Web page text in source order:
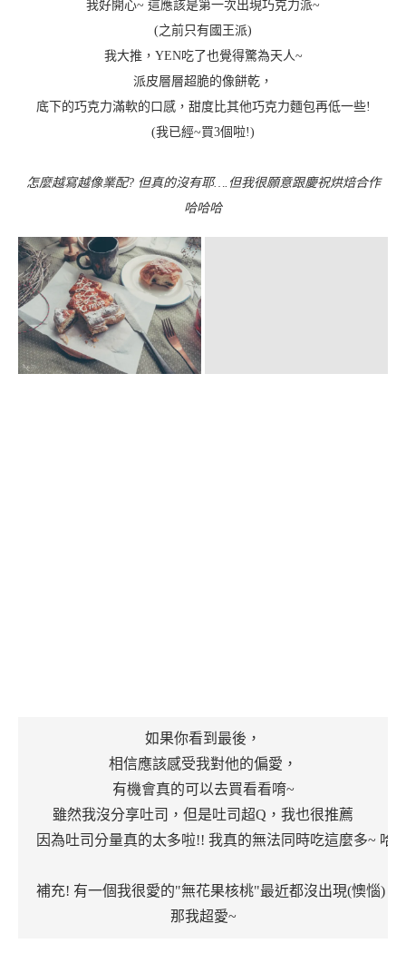
我好開心~ 這應該是第一次出現巧克力派~
(之前只有國王派)
我大推，YEN吃了也覺得驚為天人~
派皮層層超脆的像餅乾，
底下的巧克力滿軟的口感，甜度比其他巧克力麵包再低一些!
(我已經~買3個啦!)
怎麼越寫越像業配? 但真的沒有耶….但我很願意跟慶祝烘焙合作
哈哈哈
如果你看到最後，
相信應該感受我對他的偏愛，
有機會真的可以去買看看唷~
雖然我沒分享吐司，但是吐司超Q，我也很推薦
因為吐司分量真的太多啦!! 我真的無法同時吃這麼多~ 哈
補充! 有一個我很愛的"無花果核桃"最近都沒出現(懊惱)
那我超愛~